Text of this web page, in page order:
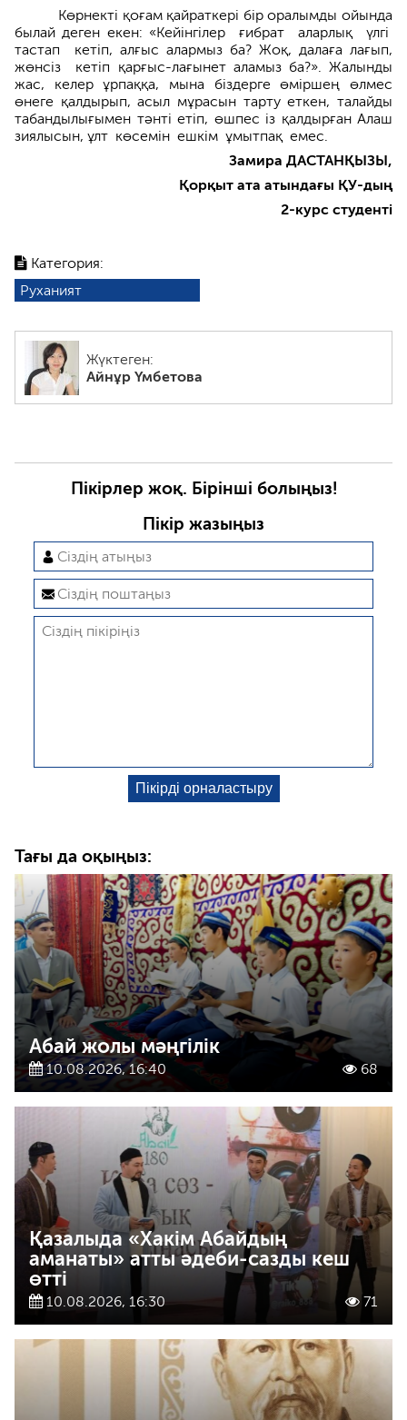
Категория:
Руханият
Жүктеген:
Айнұр Үмбетова
Көрнекті қоғам қайраткері бір оралымды ойында
былай деген екен: «Кейін­гілер ғибрат аларлық үлгі
тас­тап кетіп, алғыс алармыз ба? Жоқ, дала­ға лағып,
жөнсіз кетіп қарғыс-лағынет аламыз ба?». Жалынды
жас, келер ұрпақ­қа, мына біздерге өміршең өлмес
өнеге қалдырып, асыл мұрасын тарту еткен, талайды
табандылығымен тәнті етіп, өшпес із қалдырған Алаш
зия­лы­сын, ұлт көсемін ешкім ұмытпақ емес.
Замира ДАСТАНҚЫЗЫ,
Қорқыт ата атындағы ҚУ-дың
2-курс студенті
Пікірлер жоқ. Бірінші болыңыз!
Пікір жазыңыз
Тағы да оқыңыз:
Абай жолы мәңгілік
10.08.2026, 16:40 68
Қазалыда «Хакім Абайдың
аманаты» атты әдеби-сазды кеш
өтті
10.08.2026, 16:30 71